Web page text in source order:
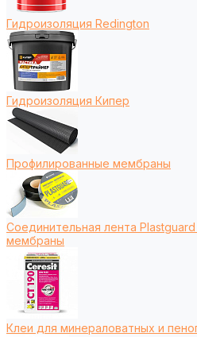
Гидроизоляция Redington
Гидроизоляция Кипер
Профилированные мембраны
Соединительная лента
мембраны
Клеи для минераловатных и